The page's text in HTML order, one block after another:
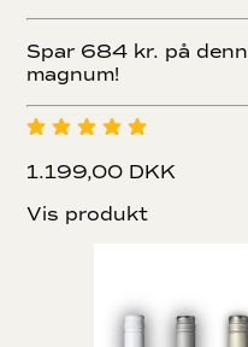
Spar 684 kr. på
magnum!
1.199,00 DKK
Vis produkt